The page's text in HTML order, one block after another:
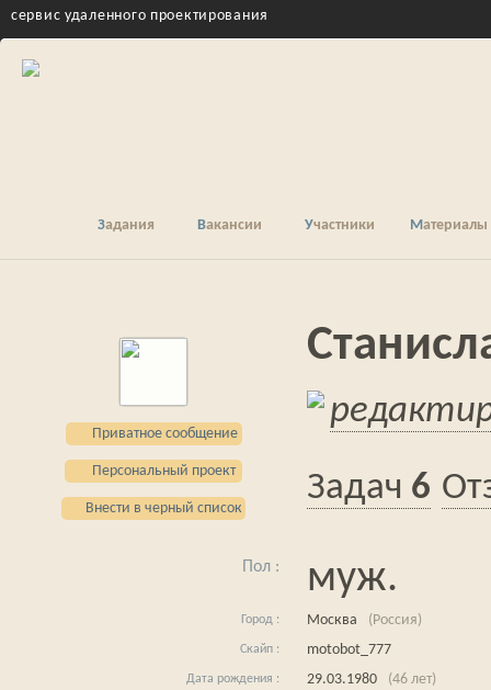
Задания Вакансии Участники Материалы
Приватное сообщение
Персональный проект
Внести в черный список
6
муж.
Москва
(Россия)
motobot_777
29.03.1980
(46 лет)
cервис удаленного проектирования